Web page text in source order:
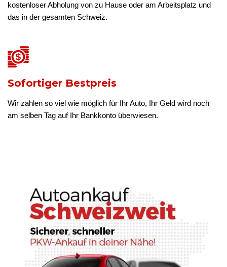
kostenloser Abholung von zu Hause oder am Arbeitsplatz und
das in der gesamten Schweiz.
Sofortiger Bestpreis
Wir zahlen so viel wie möglich für Ihr Auto, Ihr Geld wird noch
am selben Tag auf Ihr Bankkonto überwiesen.